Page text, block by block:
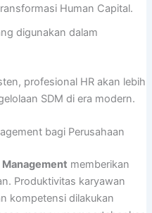
Human Capital.
digunakan dalam
profesional HR akan lebih
SDM di era modern.
bagi Perusahaan
memberikan
Produktivitas karyawan
kompetensi dilakukan